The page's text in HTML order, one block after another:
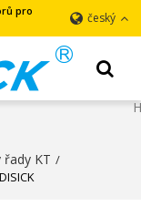
pro
český
řady KT /